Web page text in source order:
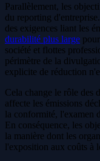
Parallèlement, les
du reporting
des exigences liant les
durabilité plus large
société et flottes
périmètre de la
explicite de réduction
Cela change le rôle des
affecte les émissions
la conformité, l'examen
En conséquence, les
la manière dont les
l'exposition aux coûts à